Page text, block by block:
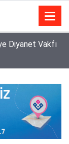
Diyanet Vakfı